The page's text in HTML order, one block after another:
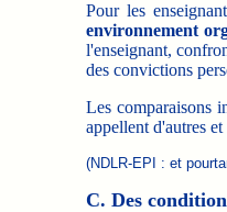
Pour les
environnement
l'enseignant,
des convictions
Les comparaisons
appellent d'autres
(NDLR-EPI : et
C. Des